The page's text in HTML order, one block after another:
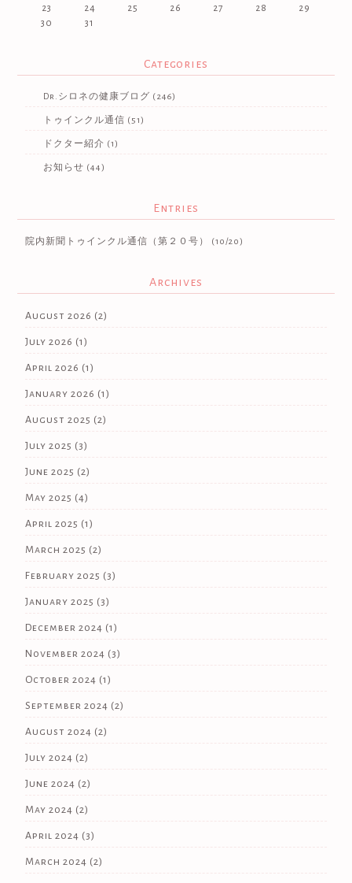
23
24 25 26 27 28
29
30
31
Categories
Dr.シロネの健康ブログ (246)
トゥインクル通信 (51)
ドクター紹介 (1)
お知らせ (44)
Entries
院内新聞トゥインクル通信（第２０号） (10/20)
Archives
August 2026 (2)
July 2026 (1)
April 2026 (1)
January 2026 (1)
August 2025 (2)
July 2025 (3)
June 2025 (2)
May 2025 (4)
April 2025 (1)
March 2025 (2)
February 2025 (3)
January 2025 (3)
December 2024 (1)
November 2024 (3)
October 2024 (1)
September 2024 (2)
August 2024 (2)
July 2024 (2)
June 2024 (2)
May 2024 (2)
April 2024 (3)
March 2024 (2)